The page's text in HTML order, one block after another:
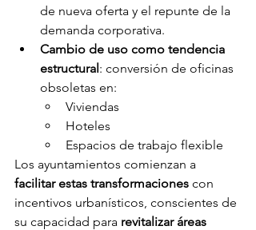
de nueva oferta y el repunte de la
demanda corporativa.
Cambio de uso como tendencia
estructural: conversión de oficinas
obsoletas en:
Viviendas
Hoteles
Espacios de trabajo flexible
Los ayuntamientos comienzan a
facilitar estas transformaciones con
incentivos urbanísticos, conscientes de
su capacidad para revitalizar áreas